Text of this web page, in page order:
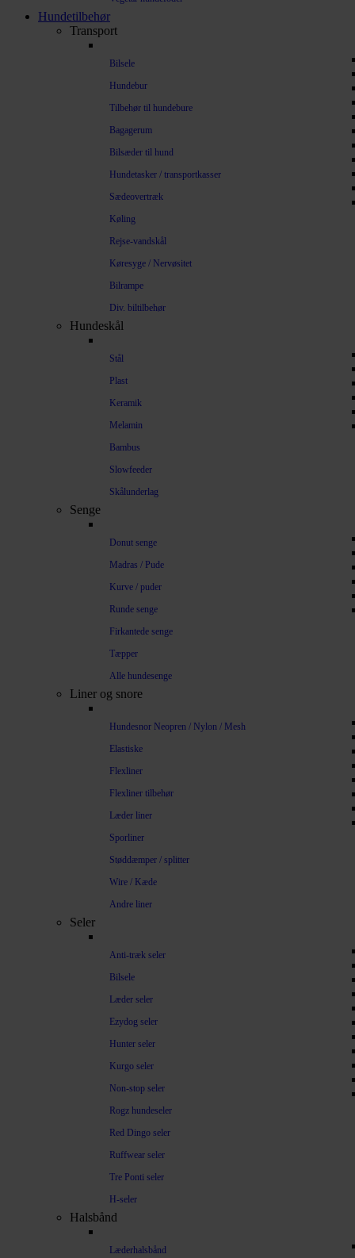
Hundetilbehør
Transport
Bilsele
Hundebur
Tilbehør til hundebure
Bagagerum
Bilsæder til hund
Hundetasker / transportkasser
Sædeovertræk
Køling
Rejse-vandskål
Køresyge / Nervøsitet
Bilrampe
Div. biltilbehør
Hundeskål
Stål
Plast
Keramik
Melamin
Bambus
Slowfeeder
Skålunderlag
Senge
Donut senge
Madras / Pude
Kurve / puder
Runde senge
Firkantede senge
Tæpper
Alle hundesenge
Liner og snore
Hundesnor Neopren / Nylon / Mesh
Elastiske
Flexliner
Flexliner tilbehør
Læder liner
Sporliner
Støddæmper / splitter
Wire / Kæde
Andre liner
Seler
Anti-træk seler
Bilsele
Læder seler
Ezydog seler
Hunter seler
Kurgo seler
Non-stop seler
Rogz hundeseler
Red Dingo seler
Ruffwear seler
Tre Ponti seler
H-seler
Halsbånd
Læderhalsbånd